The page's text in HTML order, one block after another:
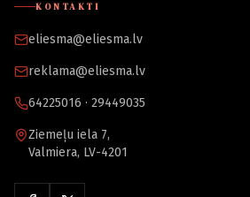
KONTAKTI
eliesma@eliesma.lv
reklama@eliesma.lv
64225016 · 29449035
Ziemeļu iela 7,
Valmiera, LV-4201